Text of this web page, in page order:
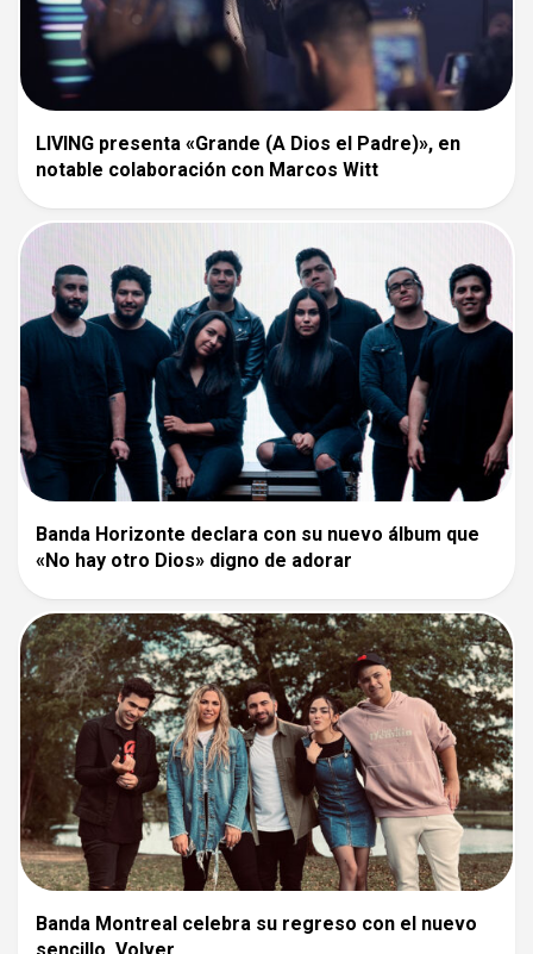
LIVING presenta «Grande (A Dios el Padre)», en
notable colaboración con Marcos Witt
Banda Horizonte declara con su nuevo álbum que
«No hay otro Dios» digno de adorar
Banda Montreal celebra su regreso con el nuevo